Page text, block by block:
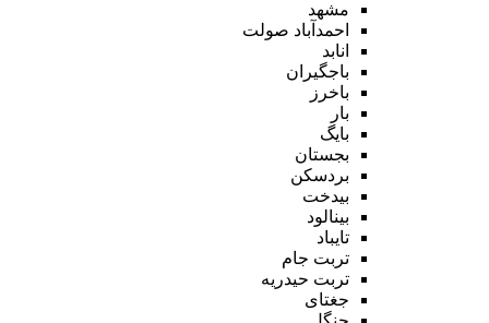
مشهد
احمدآباد صولت
انابد
باجگیران
باخرز
بار
بایگ
بجستان
بردسکن
بیدخت
بینالود
تایباد
تربت جام
تربت حیدریه
جغتای